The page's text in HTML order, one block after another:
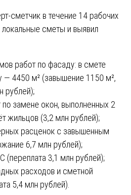
сметчик в течение 14 рабочих
сметы и выявил
работ по фасаду: в смете
— 4450 м² (завышение 1150 м²,
рублей);
замене окон, выполненных 2
жильцов (3,2 млн рублей);
расценок с завышенным
6,7 млн рублей);
(переплата 3,1 млн рублей);
расходов и сметной
5,4 млн рублей).